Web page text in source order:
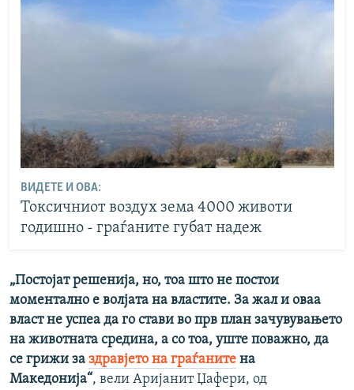
ВИДЕТЕ И ОВА:
Токсичниот воздух зема 4000 животи
годишно - граѓаните губат надеж
„Постојат решенија, но, тоа што не постои
моментално е волјата на властите. За жал и оваа
власт не успеа да го стави во прв план зачувувањето
на животната средина, а со тоа, уште поважно, да
се грижи за здравјето на граѓаните на
Македонија“, вели Аријанит Џафери, од